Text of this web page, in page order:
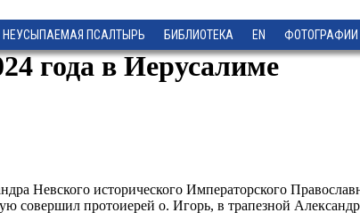
НЕУСЫПАЕМАЯ ПСАЛТЫРЬ БИБЛИОТЕКА EN ФОТОГРАФИИ
года в Иерусалиме
Невского исторического Императорского
совершил протоиерей о. Игорь, в трапезной